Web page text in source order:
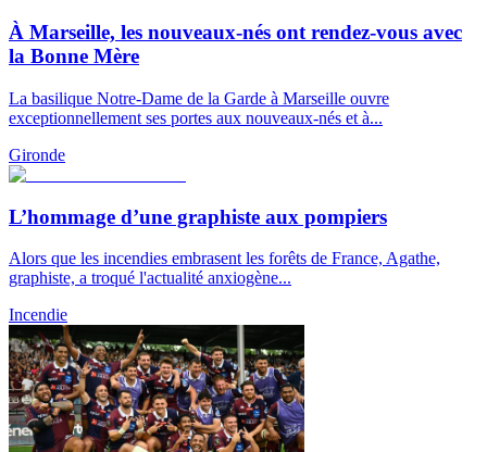
À Marseille, les nouveaux-nés ont rendez-vous avec
la Bonne Mère
La basilique Notre-Dame de la Garde à Marseille ouvre
exceptionnellement ses portes aux nouveaux-nés et à...
Gironde
L’hommage d’une graphiste aux pompiers
Alors que les incendies embrasent les forêts de France, Agathe,
graphiste, a troqué l'actualité anxiogène...
Incendie